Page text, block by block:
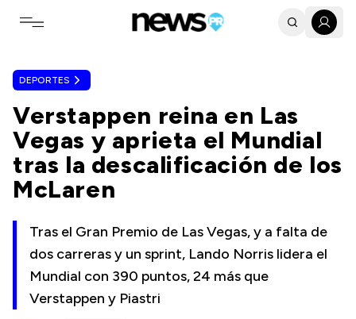
Toggle navigation menu
DEPORTES
Verstappen reina en Las
Vegas y aprieta el Mundial
tras la descalificación de los
McLaren
Tras el Gran Premio de Las Vegas, y a falta de
dos carreras y un sprint, Lando Norris lidera el
Mundial con 390 puntos, 24 más que
Verstappen y Piastri